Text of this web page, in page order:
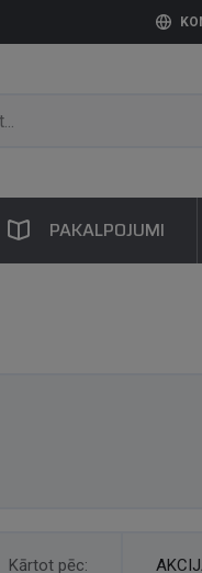
PAKALPOJUMI
Kārtot pēc: